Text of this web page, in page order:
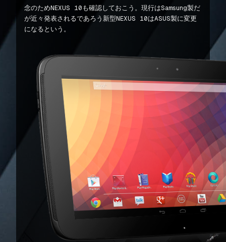
念のためNEXUS 10も確認しておこう。現行はSamsung製だ
が近々発表されるであろう新型NEXUS 10はASUS製に変更
になるという。